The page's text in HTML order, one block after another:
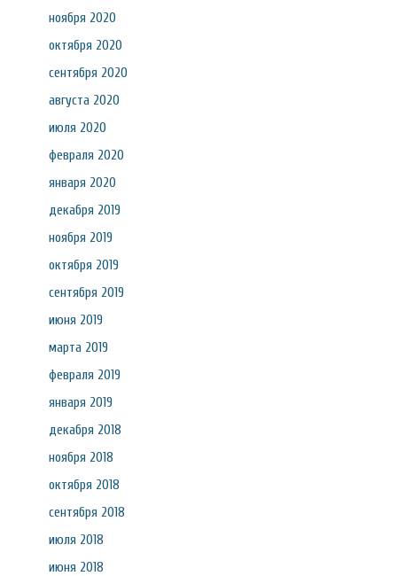
ноября 2020
октября 2020
сентября 2020
августа 2020
июля 2020
февраля 2020
января 2020
декабря 2019
ноября 2019
октября 2019
сентября 2019
июня 2019
марта 2019
февраля 2019
января 2019
декабря 2018
ноября 2018
октября 2018
сентября 2018
июля 2018
июня 2018